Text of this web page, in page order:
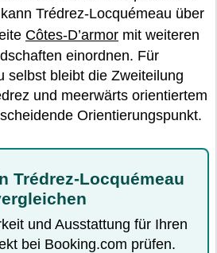
Trédrez-Locquémeau über
Côtes-D’armor mit weiteren
einordnen. Für
selbst bleibt die Zweiteilung
und meerwärts orientiertem
Orientierungspunkt.
Trédrez-Locquémeau
und Ausstattung für Ihren
bei Booking.com prüfen.